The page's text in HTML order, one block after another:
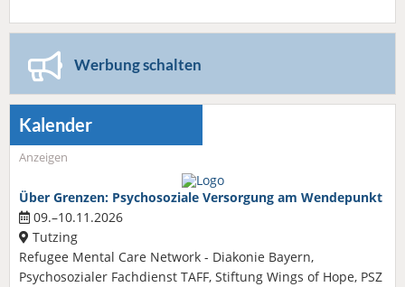
Werbung schalten
Kalender
Anzeigen
Über Grenzen: Psychosoziale Versorgung am Wendepunkt
09.–10.11.2026
Tutzing
Refugee Mental Care Network - Diakonie Bayern,
Psychosozialer Fachdienst TAFF, Stiftung Wings of Hope, PSZ